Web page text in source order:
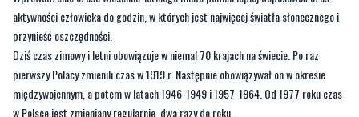
aktywności człowieka do godzin, w których jest najwięcej światła słonecznego i
przynieść oszczędności.
Dziś czas zimowy i letni obowiązuje w niemal 70 krajach na świecie. Po raz
pierwszy Polacy zmienili czas w 1919 r. Następnie obowiązywał on w okresie
międzywojennym, a potem w latach 1946-1949 i 1957-1964. Od 1977 roku czas
w Polsce jest zmieniany regularnie, dwa razy do roku.